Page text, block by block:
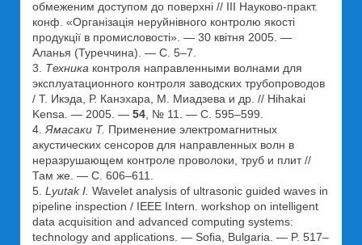
обмеженим доступом до поверхні // III Науково-практ.
конф. «Організація неруйнівного контролю якості
продукції в промисловості». — 30 квітня 2005. —
Аланья (Туреччина). — С. 5–7.
3. Техника контроля направленными волнами для
эксплуатационного контроля заводских трубопроводов
/ Т. Икэда, Р. Канэхара, М. Миадзева и др. // Hihakai
Kensa. — 2005. — 54 , № 11. — С. 595–599.
4. Ямасаки Т. Применение электромагнитных
акустических сенсоров для направленных волн в
неразрушающем контроле проволоки, труб и плит //
Там же. — С. 606–611.
5. Lyutak I. Wavelet analysis of ultrasonic guided waves in
pipeline inspection / IEEE Intern. workshop on intelligent
data acquisition and advanced computing systems:
technology and applications. — Sofia, Bulgaria. — P. 517–